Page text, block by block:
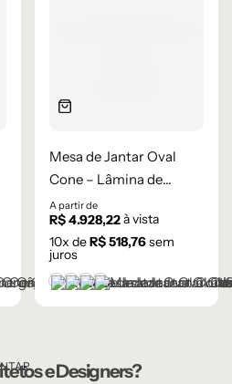
Mesa de Jantar Oval
Cone – Lâmina de
Carvalho Natural
A partir de
R$4.928,22à vista
10x deR$518,76sem
juros
Castanho
Champanhe
Ébano
Natural
e Designers?